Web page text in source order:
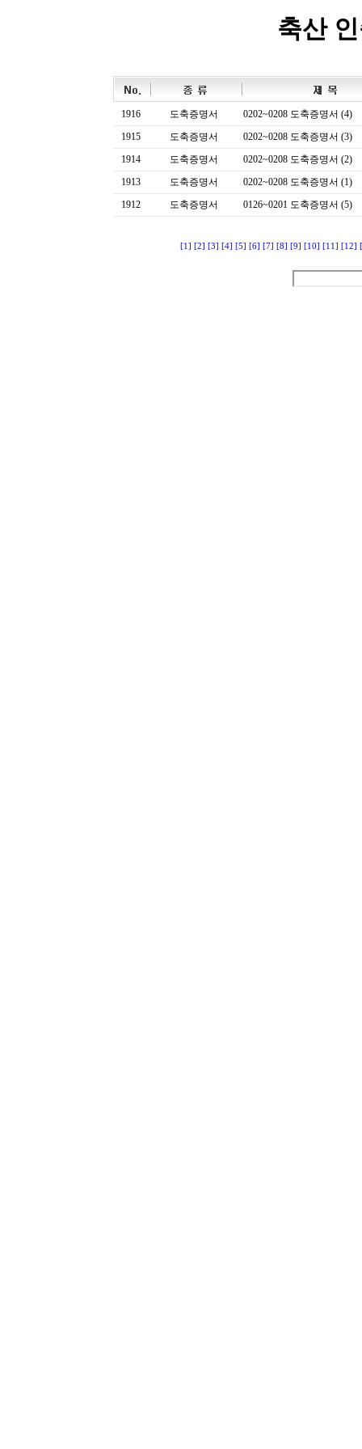
축산
1916 도축증명서
0202~0208 도축증명서 (4)
1915
도축증명서
0202~0208 도축증명서 (3)
1914
도축증명서
0202~0208 도축증명서 (2)
1913
도축증명서
0202~0208 도축증명서 (1)
1912
도축증명서 0126~0201 도축증명서 (5)
[1] [2] [3] [4] [5] [6] [7] [8] [9] [10] [11] [12]